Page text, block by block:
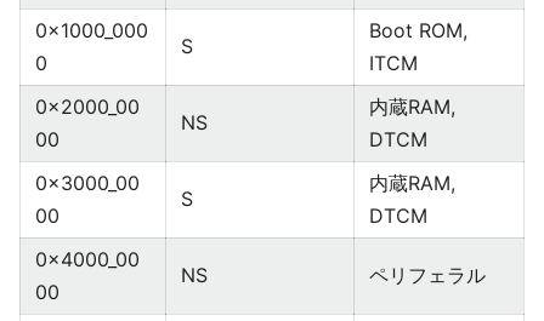
0x1000_000
0
S
Boot ROM,
ITCM
0x2000_00
00
NS
内蔵RAM,
DTCM
0x3000_00
00
S
内蔵RAM,
DTCM
0x4000_00
00
NS ペリフェラル